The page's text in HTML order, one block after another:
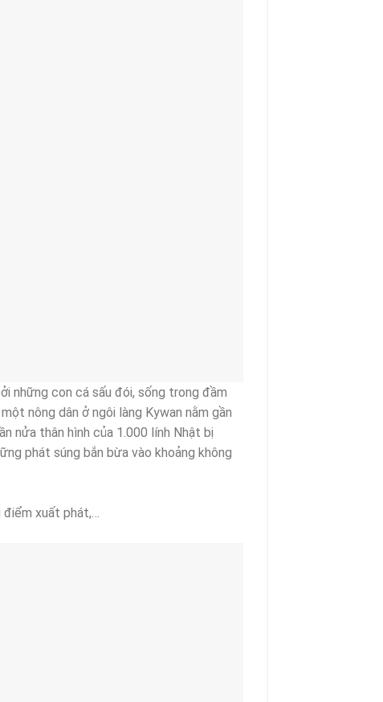
những con cá sấu đói, sống trong đầm
nông dân ở ngôi làng Kywan nằm gần
nửa thân hình của 1.000 lính Nhật bị
phát súng bắn bừa vào khoảng không
điểm xuất phát,…